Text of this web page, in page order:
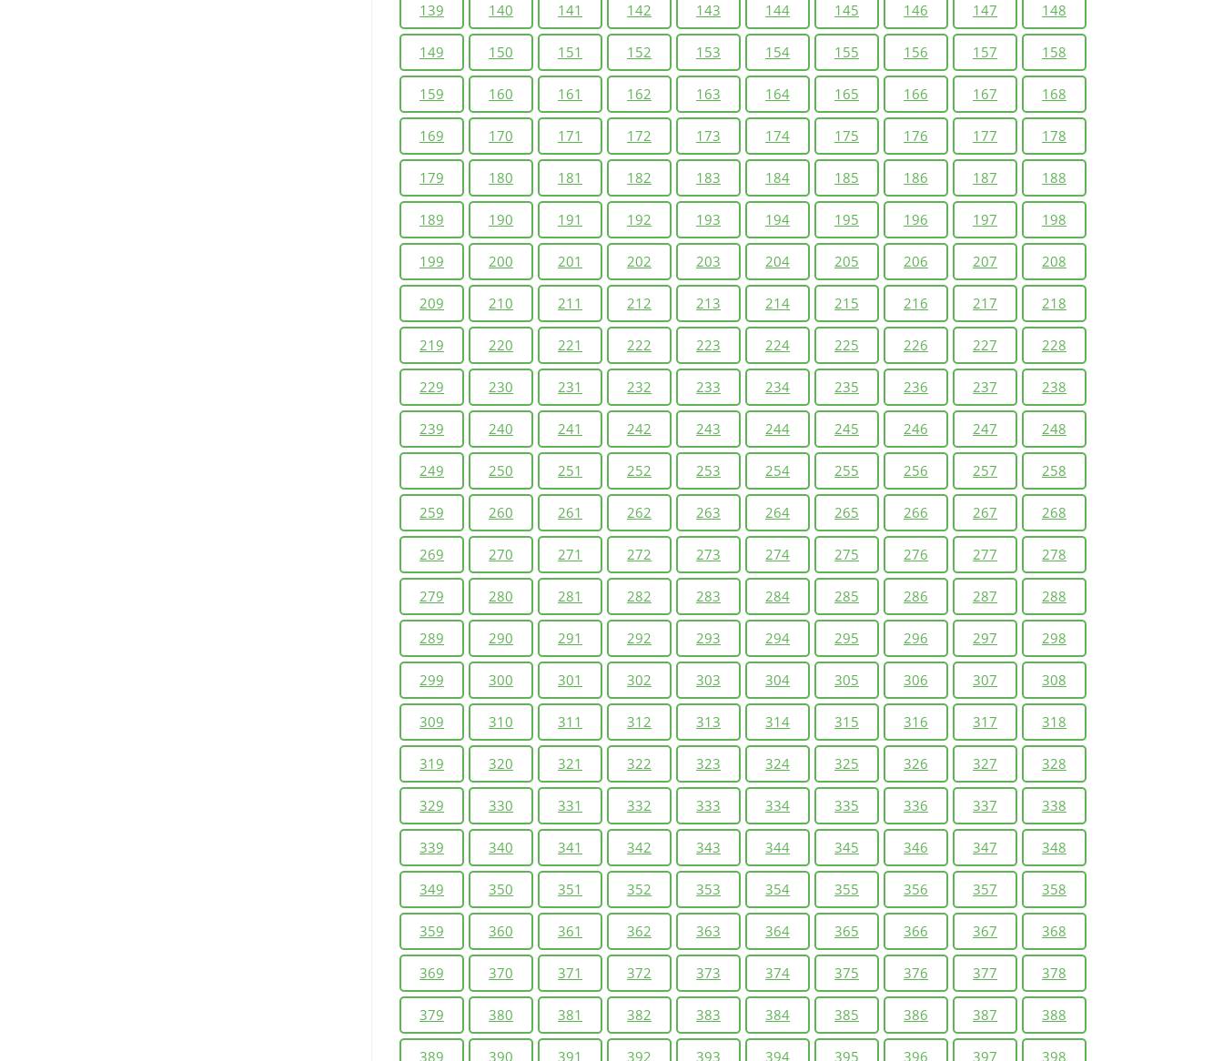
139 140 141 142 143 144 145 146 147 148
149 150 151 152 153 154 155 156 157 158
159 160 161 162 163 164 165 166 167 168
169 170 171 172 173 174 175 176 177 178
179 180 181 182 183 184 185 186 187 188
189 190 191 192 193 194 195 196 197 198
199 200 201 202 203 204 205 206 207 208
209 210 211 212 213 214 215 216 217 218
219 220 221 222 223 224 225 226 227 228
229 230 231 232 233 234 235 236 237 238
239 240 241 242 243 244 245 246 247 248
249 250 251 252 253 254 255 256 257 258
259 260 261 262 263 264 265 266 267 268
269 270 271 272 273 274 275 276 277 278
279 280 281 282 283 284 285 286 287 288
289 290 291 292 293 294 295 296 297 298
299 300 301 302 303 304 305 306 307 308
309 310 311 312 313 314 315 316 317 318
319 320 321 322 323 324 325 326 327 328
329 330 331 332 333 334 335 336 337 338
339 340 341 342 343 344 345 346 347 348
349 350 351 352 353 354 355 356 357 358
359 360 361 362 363 364 365 366 367 368
369 370 371 372 373 374 375 376 377 378
379 380 381 382 383 384 385 386 387 388
389 390 391 392 393 394 395 396 397 398